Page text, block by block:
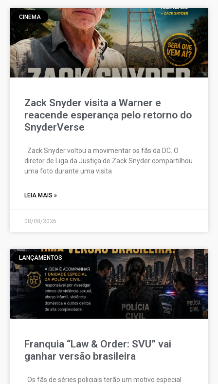
CINEMA
Zack Snyder visita a Warner e
reacende esperança pelo retorno do
SnyderVerse
Zack Snyder voltou a movimentar os fãs da DC. O
diretor de Liga da Justiça de Zack Snyder compartilhou
uma foto durante uma visita
LEIA MAIS »
08/08/2026
LANÇAMENTOS
Franquia “Law & Order: SVU” vai
ganhar versão brasileira
Os fãs de séries policiais terão um motivo especial